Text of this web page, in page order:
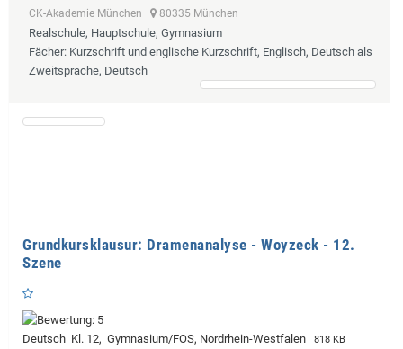
CK-Akademie München 80335 München
Realschule, Hauptschule, Gymnasium
Fächer: Kurzschrift und englische Kurzschrift, Englisch, Deutsch als
Zweitsprache, Deutsch
Grundkursklausur: Dramenanalyse - Woyzeck - 12.
Szene
Deutsch Kl. 12, Gymnasium/FOS, Nordrhein-Westfalen 818 KB